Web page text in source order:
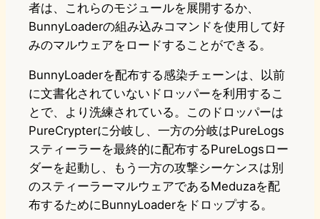
者は、これらのモジュールを展開するか、
BunnyLoaderの組み込みコマンドを使用して好
みのマルウェアをロードすることができる。
BunnyLoaderを配布する感染チェーンは、以前
に文書化されていないドロッパーを利用するこ
とで、より洗練されている。このドロッパーは
PureCrypterに分岐し、一方の分岐はPureLogs
スティーラーを最終的に配布するPureLogsロー
ダーを起動し、もう一方の攻撃シーケンスは別
のスティーラーマルウェアであるMeduzaを配
布するためにBunnyLoaderをドロップする。